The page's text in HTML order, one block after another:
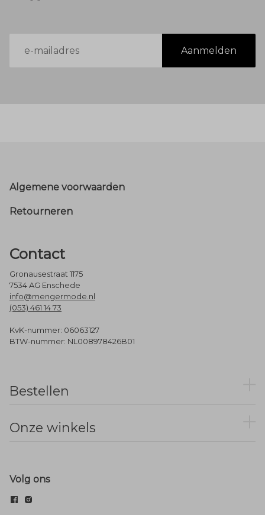
mailadres
Aanmelden
Footer
Algemene voorwaarden
Retourneren
Contact
Gronausestraat 1175
7534 AG Enschede
info@mengermode.nl
(053) 461 14 73
KvK-nummer: 06063127
BTW-nummer: NL008978426B01
Bestellen
Onze winkels
Volg ons